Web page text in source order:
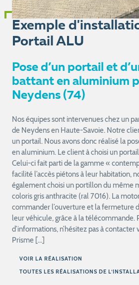
Exemple
Portail ALU
Pose d’un portail et
battant en aluminium
Neydens (74)
Nos équipes sont intervenues chez un
de Neydens en Haute-Savoie. Notre
un portail. Nous avons donc réalisé la
en aluminium. Le client à choisi un
Celui-ci fait parti de la gamme «
facilité l’accès piétons à leur habitation,
également choisi un portillon du même
coloris gris anthracite (ral 7016). La
commander l’ouverture et la fermeture
leur véhicule, grâce à la télécommande.
d’informations, n’hésitez pas à
Prisme […]
VOIR LA RÉALISATION
TOUTES LES RÉALISATIONS DE